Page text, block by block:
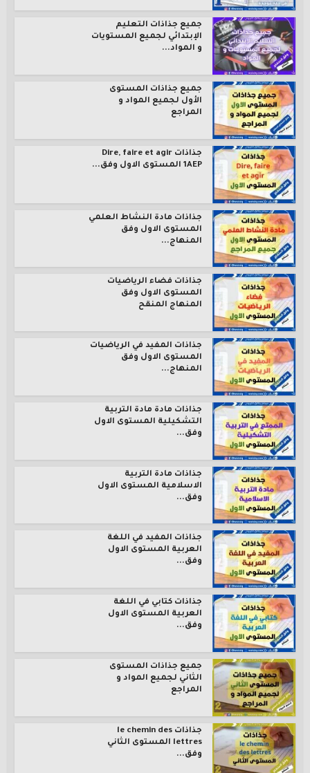
جميع جذاذات التعليم
الإبتدائي لجميع المستويات
و المواد...
جميع جذاذات المستوى
الأول لجميع المواد و
المراجع
جذاذات Dire, faire et agir
1AEP المستوى الاول وفق...
جذاذات مادة النشاط العلمي
المستوى الاول وفق
المنهاج...
جذاذات فضاء الرياضيات
المستوى الاول وفق
المنهاج المنقح
جذاذات المفيد في الرياضيات
المستوى الاول وفق
المنهاج...
جذاذات مادة مادة التربية
التشكيلية المستوى الاول
وفق...
جذاذات مادة التربية
الاسلامية المستوى الاول
وفق...
جذاذات المفيد في اللغة
العربية المستوى الاول
وفق...
جذاذات كتابي في اللغة
العربية المستوى الاول
وفق...
جميع جذاذات المستوى
الثاني لجميع المواد و
المراجع
جذاذات le chemin des
lettres المستوى الثاني
وفق...